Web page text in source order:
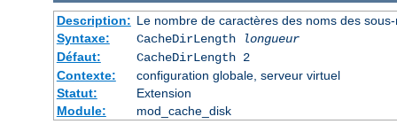
Description: Le nombre de caractères des noms des
Syntaxe:
CacheDirLength
longueur
Défaut:
CacheDirLength 2
Contexte:
configuration globale, serveur virtuel
Statut:
Extension
Module:
mod_cache_disk